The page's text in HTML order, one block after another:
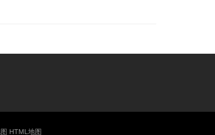
HTML地图